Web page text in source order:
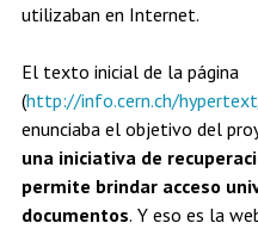
utilizaban en Internet.
El texto inicial de la página
(http://info.cern.ch/
enunciaba el objetivo del
una iniciativa de
permite brindar acceso
documentos. Y eso es la